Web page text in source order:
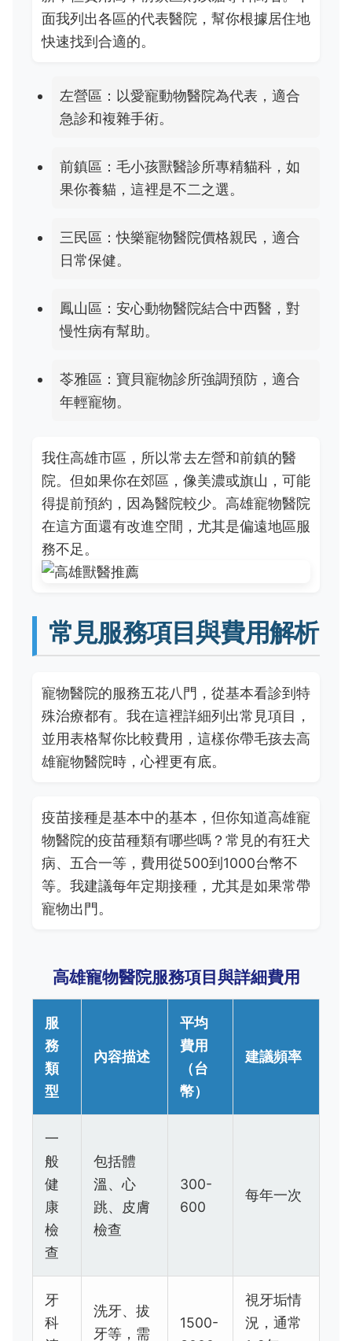
面我列出各區的代表醫院，幫你根據居住地
快速找到合適的。
左營區：以愛寵動物醫院為代表，適合
急診和複雜手術。
前鎮區：毛小孩獸醫診所專精貓科，如
果你養貓，這裡是不二之選。
三民區：快樂寵物醫院價格親民，適合
日常保健。
鳳山區：安心動物醫院結合中西醫，對
慢性病有幫助。
苓雅區：寶貝寵物診所強調預防，適合
年輕寵物。
我住高雄市區，所以常去左營和前鎮的醫
院。但如果你在郊區，像美濃或旗山，可能
得提前預約，因為醫院較少。高雄寵物醫院
在這方面還有改進空間，尤其是偏遠地區服
務不足。
常見服務項目與費用解析
寵物醫院的服務五花八門，從基本看診到特
殊治療都有。我在這裡詳細列出常見項目，
並用表格幫你比較費用，這樣你帶毛孩去高
雄寵物醫院時，心裡更有底。
疫苗接種是基本中的基本，但你知道高雄寵
物醫院的疫苗種類有哪些嗎？常見的有狂犬
病、五合一等，費用從500到1000台幣不
等。我建議每年定期接種，尤其是如果常帶
寵物出門。
高雄寵物醫院服務項目與詳細費用
服
務
類
型
內容描述
平均
費用
（台
幣）
建議頻率
一
般
健
康
檢
查
包括體
溫、心
跳、皮膚
檢查
300-
600
每年一次
牙
科
洗牙、拔
牙等，需
1500-
視牙垢情
況，通常